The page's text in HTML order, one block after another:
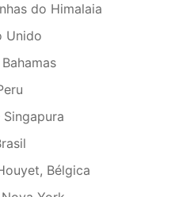
do Himalaia
Unido
Bélgica